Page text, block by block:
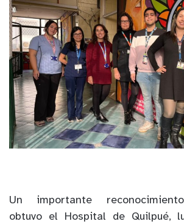
Un importante
obtuvo el Hospital de Quilpué,